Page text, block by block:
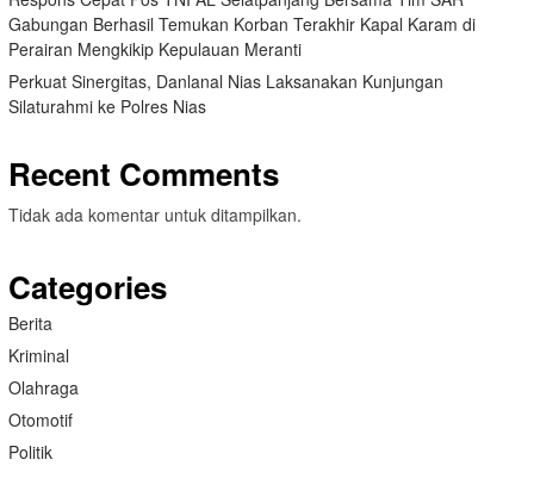
Gabungan Berhasil Temukan Korban Terakhir Kapal Karam di
Perairan Mengkikip Kepulauan Meranti
Perkuat Sinergitas, Danlanal Nias Laksanakan Kunjungan
Silaturahmi ke Polres Nias
Recent Comments
Tidak ada komentar untuk ditampilkan.
Categories
Berita
Kriminal
Olahraga
Otomotif
Politik